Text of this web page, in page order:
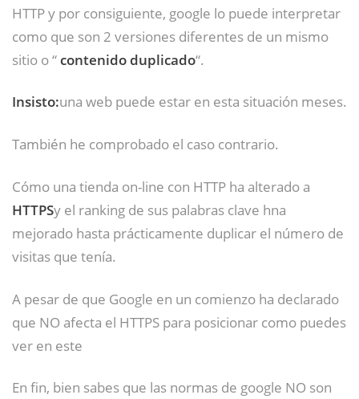
HTTP y por consiguiente, google lo puede interpretar
como que son 2 versiones diferentes de un mismo
sitio o “contenido duplicado“.
Insisto:una web puede estar en esta situación meses.
También he comprobado el caso contrario.
Cómo una tienda on-line con HTTP ha alterado a
HTTPSy el ranking de sus palabras clave hna
mejorado hasta prácticamente duplicar el número de
visitas que tenía.
A pesar de que Google en un comienzo ha declarado
que NO afecta el HTTPS para posicionar como puedes
ver en este
En fin, bien sabes que las normas de google NO son